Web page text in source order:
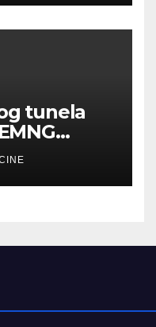
tunela